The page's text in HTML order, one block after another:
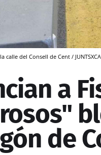
calle del Consell de Cent /
a
de